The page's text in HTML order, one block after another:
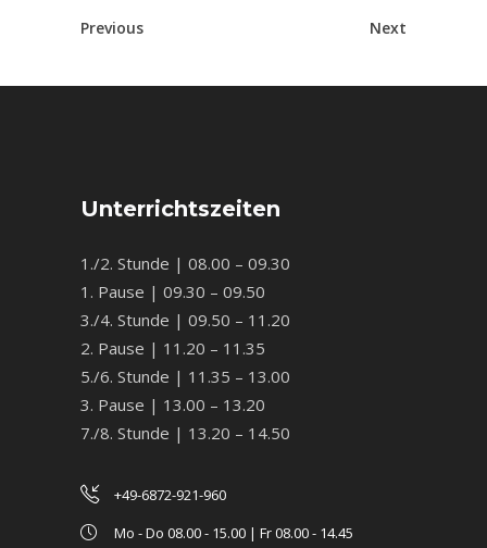
Previous Next
Unterrichtszeiten
1./2. Stunde | 08.00 – 09.30
1. Pause | 09.30 – 09.50
3./4. Stunde | 09.50 – 11.20
2. Pause | 11.20 – 11.35
5./6. Stunde | 11.35 – 13.00
3. Pause | 13.00 – 13.20
7./8. Stunde | 13.20 – 14.50
+49-6872-921-960
Mo - Do 08.00 - 15.00 | Fr 08.00 - 14.45